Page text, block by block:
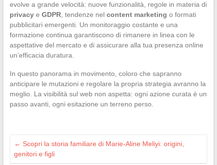
evolve a grande velocità: nuove funzionalità, regole in materia di
privacye GDPR, tendenze nel content marketing o formati
pubblicitari emergenti. Un monitoraggio costante e una
formazione continua garantiscono di rimanere in linea con le
aspettative del mercato e di assicurare alla tua presenza online
un’efficacia duratura.
In questo panorama in movimento, coloro che sapranno
anticipare le mutazioni e regolare la propria strategia avranno la
meglio. La visibilità sul web non aspetta: ogni azione curata è un
passo avanti, ogni esitazione un terreno perso.
← Scopri la storia familiare di Marie-Aline Meliyi: origini,
genitori e figli